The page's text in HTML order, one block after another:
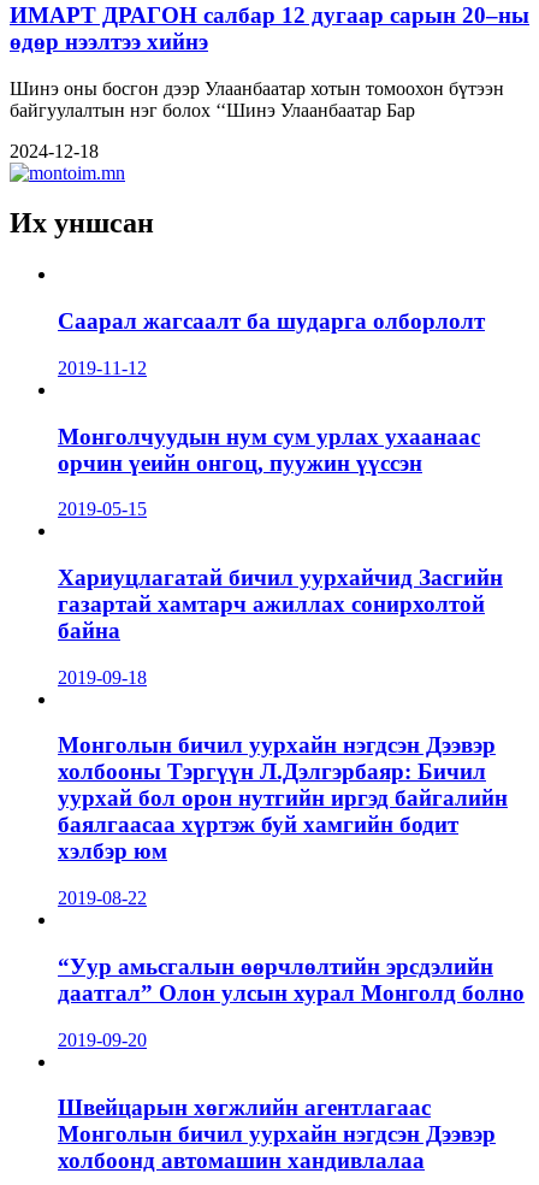
ИМАРТ ДРАГОН салбар 12 дугаар сарын 20–ны
өдөр нээлтээ хийнэ
Шинэ оны босгон дээр Улаанбаатар хотын томоохон бүтээн
байгуулалтын нэг болох ‘‘Шинэ Улаанбаатар Бар
2024-12-18
Их уншсан
Саарал жагсаалт ба шударга олборлолт
2019-11-12
Монголчуудын нум сум урлах ухаанаас
орчин үеийн онгоц, пуужин үүссэн
2019-05-15
Хариуцлагатай бичил уурхайчид Засгийн
газартай хамтарч ажиллах сонирхолтой
байна
2019-09-18
Монголын бичил уурхайн нэгдсэн Дээвэр
холбооны Тэргүүн Л.Дэлгэрбаяр: Бичил
уурхай бол орон нутгийн иргэд байгалийн
баялгаасаа хүртэж буй хамгийн бодит
хэлбэр юм
2019-08-22
“Уур амьсгалын өөрчлөлтийн эрсдэлийн
даатгал” Олон улсын хурал Монголд болно
2019-09-20
Швейцарын хөгжлийн агентлагаас
Монголын бичил уурхайн нэгдсэн Дээвэр
холбоонд автомашин хандивлалаа